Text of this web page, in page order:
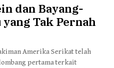
dan Bayang-
yang Tak Pernah
Amerika Serikat telah
pertama terkait